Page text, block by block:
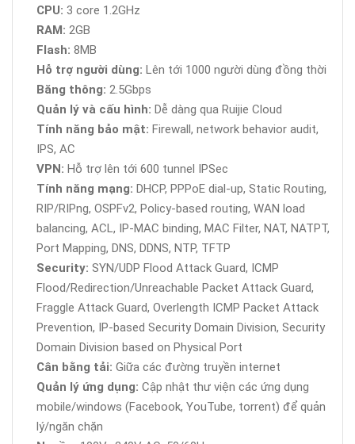
CPU: 3 core 1.2GHz
RAM: 2GB
Flash: 8MB
Hỗ trợ người dùng: Lên tới 1000 người dùng đồng thời
Băng thông: 2.5Gbps
Quản lý và cấu hình: Dễ dàng qua Ruijie Cloud
Tính năng bảo mật: Firewall, network behavior audit,
IPS, AC
VPN: Hỗ trợ lên tới 600 tunnel IPSec
Tính năng mạng: DHCP, PPPoE dial-up, Static Routing,
RIP/RIPng, OSPFv2, Policy-based routing, WAN load
balancing, ACL, IP-MAC binding, MAC Filter, NAT, NATPT,
Port Mapping, DNS, DDNS, NTP, TFTP
Security: SYN/UDP Flood Attack Guard, ICMP
Flood/Redirection/Unreachable Packet Attack Guard,
Fraggle Attack Guard, Overlength ICMP Packet Attack
Prevention, IP-based Security Domain Division, Security
Domain Division based on Physical Port
Cân bằng tải: Giữa các đường truyền internet
Quản lý ứng dụng: Cập nhật thư viện các ứng dụng
mobile/windows (Facebook, YouTube, torrent) để quản
lý/ngăn chặn